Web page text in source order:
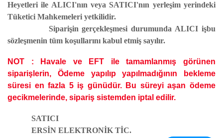
Heyetleri ile ALICI'nın veya SATICI'nın yerleşim yerindeki
Tüketici Mahkemeleri yetkilidir.
Siparişin gerçekleşmesi durumunda ALICI işbu
sözleşmenin tüm koşullarını kabul etmiş sayılır.
NOT : Havale ve EFT ile tamamlanmış görünen
siparişlerin, Ödeme yapılıp yapılmadığının bekleme
süresi en fazla 5 iş günüdür. Bu süreyi aşan ödeme
gecikmelerinde, sipariş sistemden iptal edilir.
ERSİN ELEKTRONİK TİC.